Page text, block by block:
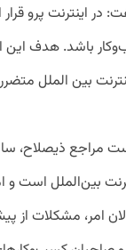
در اینترنت پرو
باشد. هدف این
بین الملل
مراجع ذیصلاح،
بین‌الملل است
امر، مشکلات از